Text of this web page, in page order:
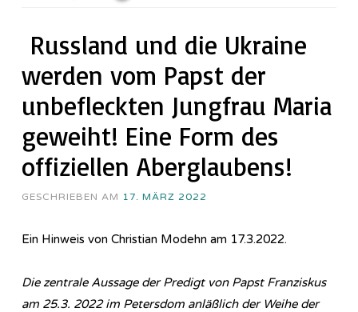
Russland und die Ukraine
werden vom Papst der
unbefleckten Jungfrau Maria
geweiht! Eine Form des
offiziellen Aberglaubens!
GESCHRIEBEN AM 17. MÄRZ 2022
Ein Hinweis von Christian Modehn am 17.3.2022.
Die zentrale Aussage der Predigt von Papst Franziskus
am 25.3. 2022 im Petersdom anläßlich der Weihe der